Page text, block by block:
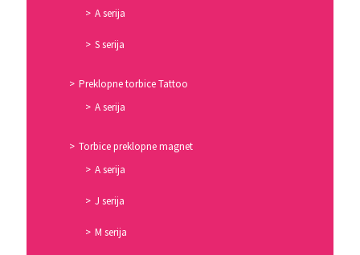
A serija
S serija
Preklopne torbice Tattoo
A serija
Torbice preklopne magnet
A serija
J serija
M serija